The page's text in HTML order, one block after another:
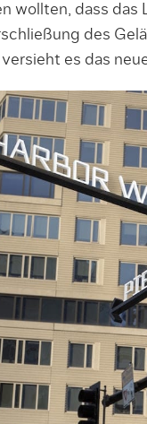
wollten, dass
des
es das